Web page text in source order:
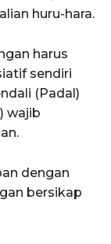
huru-hara.
harus
sendiri
(Padal)
wajib
dengan
bersikap